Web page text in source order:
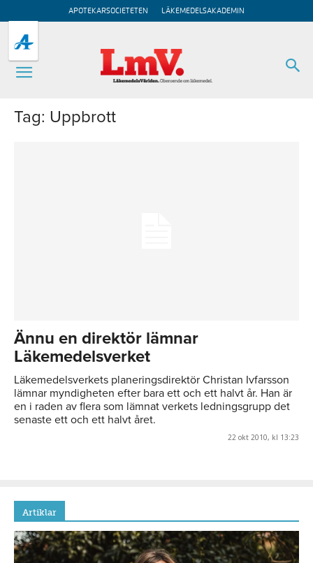
APOTEKARSOCIETETEN LÄKEMEDELSAKADEMIN
Tag: Uppbrott
Ännu en direktör lämnar
Läkemedelsverket
Läkemedelsverkets planeringsdirektör Christan Ivfarsson
lämnar myndigheten efter bara ett och ett halvt år. Han är
en i raden av flera som lämnat verkets ledningsgrupp det
senaste ett och ett halvt året.
22 okt 2010, kl 13:23
Artiklar